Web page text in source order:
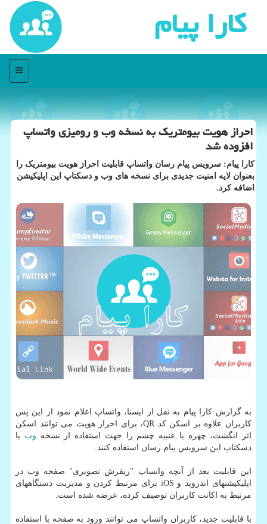
كارا پیام
منو
احراز هویت بیومتریك به نسخه وب و رومیزی واتساپ
افزوده شد
کارا پیام: سرویس پیام رسان واتساپ قابلیت احراز هویت بیومتریک را
بعنوان لایه امنیت جدیدی برای نسخه های وب و دسکتاپ این اپلیکیشن
اضافه کرد.
به گزارش کارا پیام به نقل از ایسنا، واتساپ اعلام نمود از این پس
کاربران علاوه بر اسکن کد QR، برای احراز هویت می توانند اسکن
اثر انگشت، چهره یا عنبیه چشم را جهت استفاده از نسخه وب یا
دسکتاپ این سرویس پیام رسان استفاده کنند.
این قابلیت بعد از آنچه واتساپ "ریفرش تصویری" صفحه وب در
اپلیکیشنهای اندروید و iOS برای مرتبط کردن و مدیریت دستگاههای
مرتبط به اکانت کاربران توصیف کرده، عرضه شده است.
با قابلیت جدید، کاربران واتساپ می توانند ورود به صفحه با استفاده